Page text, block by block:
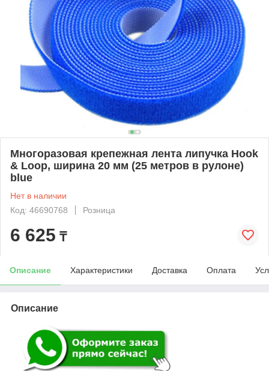
Многоразовая крепежная лента липучка Hook
& Loop, ширина 20 мм (25 метров в рулоне)
blue
Нет в наличии
Код: 46690768
Розница
6 625 ₸
Описание Характеристики Доставка Оплата
Описание